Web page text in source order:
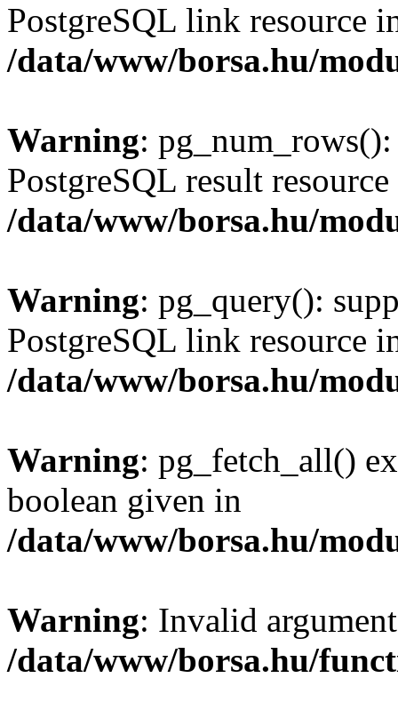
PostgreSQL link resource
/data/www/borsa.hu/
Warning:
PostgreSQL result
/data/www/borsa.hu/
Warning: pg_query():
PostgreSQL link resource
/data/www/borsa.hu/
Warning: pg_fetch_all()
boolean given in
/data/www/borsa.hu/
Warning: Invalid
/data/www/borsa.hu/